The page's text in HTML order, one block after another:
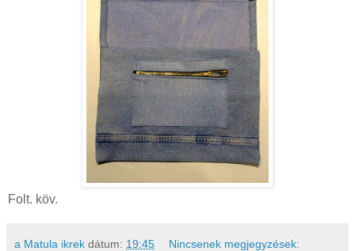
Folt. köv.
a Matula ikrek dátum: 19:45 Nincsenek megjegyzések: